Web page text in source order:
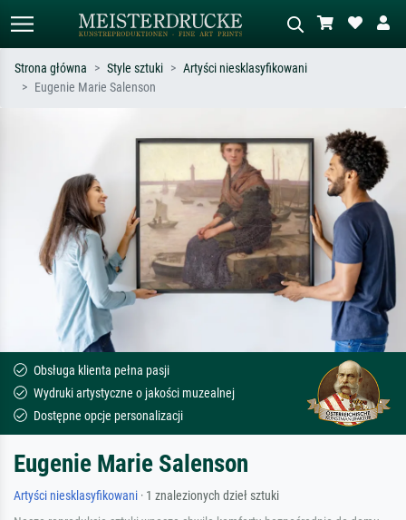
Opisz scenę – np. zielona łąka,
abstrakcja z czerwienią, ciemny olej,
stojący akt obok drzewa.
Strona główna Style sztuki
Artyści niesklasyfikowani
Eugenie Marie Salenson
Obsługa klienta pełna pasji
Wydruki artystyczne o jakości muzealnej
Dostępne opcje personalizacji
Eugenie Marie Salenson
Artyści niesklasyfikowani · 1 znalezionych dzieł sztuki